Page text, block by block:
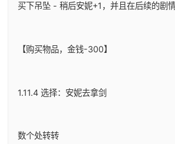
买下吊坠 - 稍后安妮+1，并且在后续的剧
【购买物品，金钱-300】
1.11.4 选择：安妮去拿剑
数个处转转